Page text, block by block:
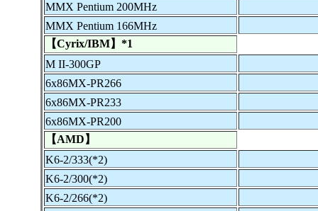
MMX Pentium 200MHz
MMX Pentium 166MHz
【Cyrix/IBM】*1
M II-300GP
6x86MX-PR266
6x86MX-PR233
6x86MX-PR200
【AMD】
K6-2/333(*2)
K6-2/300(*2)
K6-2/266(*2)